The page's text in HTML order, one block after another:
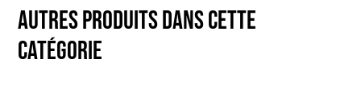
Autres produits dans cette
catégorie